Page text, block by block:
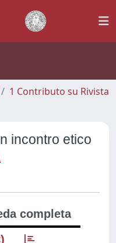
1 Contributo su Rivista
incontro etico
completa